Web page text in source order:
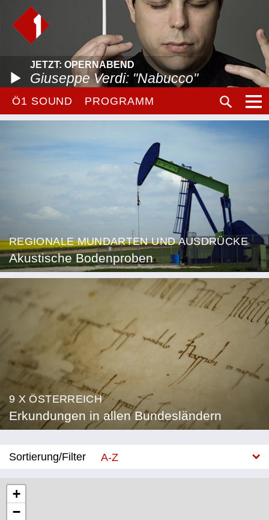
JETZT: OPERNABEND
Giuseppe Verdi: "Nabucco"
Ö1 SOUND PROGRAMM
REGIONALE MUNDARTEN UND AUSDRÜCKE
Akustische Bodenproben
9 X ÖSTERREICH
Erkundungen in allen Bundesländern
Sortierung/Filter
A-Z
+
−